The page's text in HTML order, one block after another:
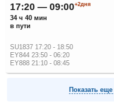
17:20 — 09:00+2дня
34 ч 40 мин
в пути
SU1837 17:20 - 18:50
EY844 23:50 - 06:20
EY888 21:10 - 08:45
Показать